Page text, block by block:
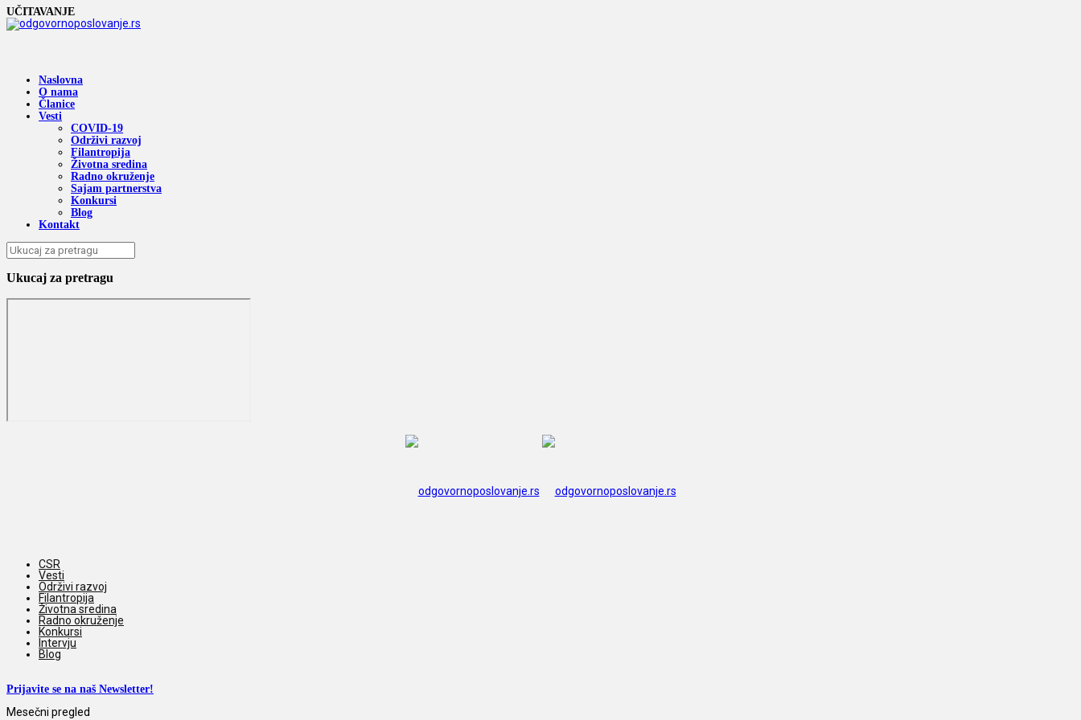
UČITAVANJE
Naslovna
O nama
Članice
Vesti
COVID-19
Održivi razvoj
Filantropija
Životna sredina
Radno okruženje
Sajam partnerstva
Konkursi
Blog
Kontakt
Ukucaj za pretragu
CSR
Vesti
Održivi razvoj
Filantropija
Životna sredina
Radno okruženje
Konkursi
Intervju
Blog
Prijavite se na naš Newsletter!
Mesečni pregled